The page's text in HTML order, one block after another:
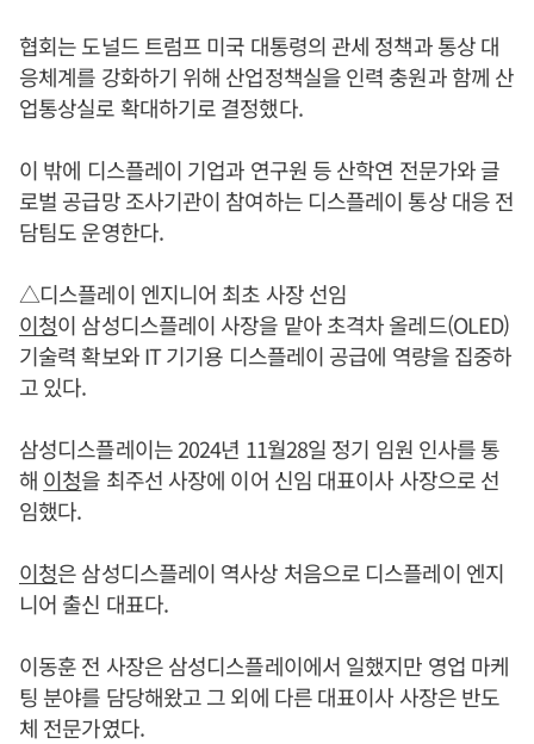
협회는 도널드 트럼프 미국 대통령의 관세 정책과 통상 대
응체계를 강화하기 위해 산업정책실을 인력 충원과 함께 산
업통상실로 확대하기로 결정했다.
이 밖에 디스플레이 기업과 연구원 등 산학연 전문가와 글
로벌 공급망 조사기관이 참여하는 디스플레이 통상 대응 전
담팀도 운영한다.
△디스플레이 엔지니어 최초 사장 선임
이청이 삼성디스플레이 사장을 맡아 초격차 올레드(OLED)
기술력 확보와 IT 기기용 디스플레이 공급에 역량을 집중하
고 있다.
삼성디스플레이는 2024년 11월28일 정기 임원 인사를 통
해 이청을 최주선 사장에 이어 신임 대표이사 사장으로 선
임했다.
이청은 삼성디스플레이 역사상 처음으로 디스플레이 엔지
니어 출신 대표다.
이동훈 전 사장은 삼성디스플레이에서 일했지만 영업 마케
팅 분야를 담당해왔고 그 외에 다른 대표이사 사장은 반도
체 전문가였다.